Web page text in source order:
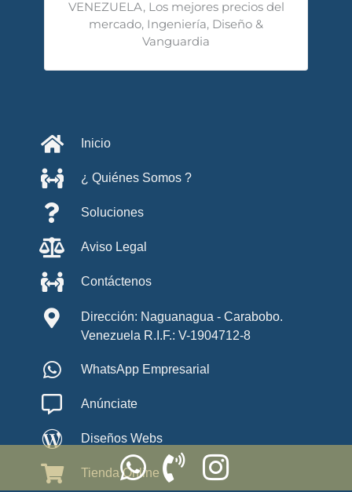
VENEZUELA, Los mejores precios del
mercado, Ingeniería, Diseño &
Vanguardia
Inicio
¿ Quiénes Somos ?
Soluciones
Aviso Legal
Contáctenos
Dirección: Naguanagua - Carabobo.
Venezuela R.I.F.: V-1904712-8
WhatsApp Empresarial
Anúnciate
Diseños Webs
Tienda Online